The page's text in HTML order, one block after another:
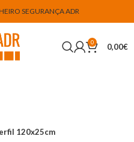
SEGURANÇA ADR
0 0,00€
120x25cm